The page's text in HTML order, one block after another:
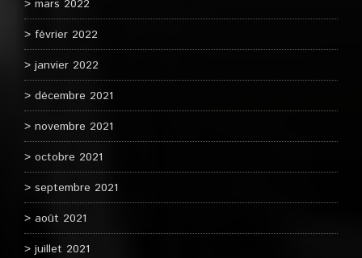
mars 2022
février 2022
janvier 2022
décembre 2021
novembre 2021
octobre 2021
septembre 2021
août 2021
juillet 2021